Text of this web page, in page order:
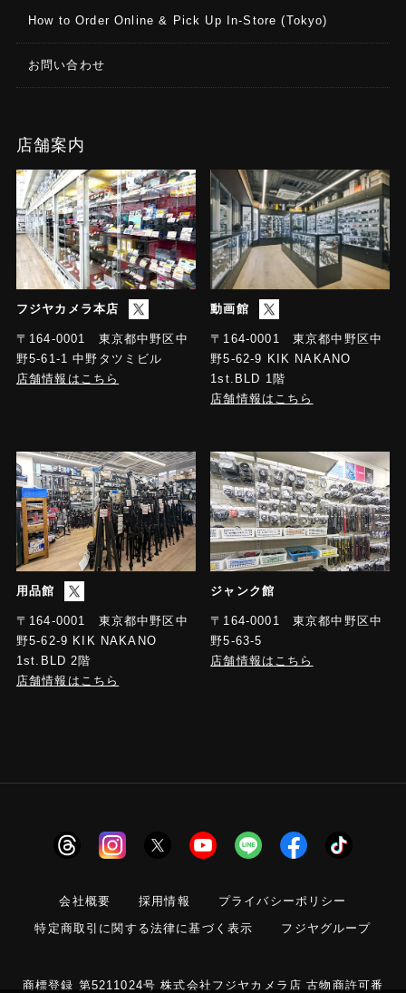
How to Order Online & Pick Up In-Store (Tokyo)
お問い合わせ
店舗案内
フジヤカメラ本店
〒164-0001 東京都中野区中
野5-61-1 中野タツミビル
店舗情報はこちら
動画館
〒164-0001 東京都中野区中
野5-62-9 KIK NAKANO
1st.BLD 1階
店舗情報はこちら
用品館
〒164-0001 東京都中野区中
野5-62-9 KIK NAKANO
1st.BLD 2階
店舗情報はこちら
ジャンク館
〒164-0001 東京都中野区中
野5-63-5
店舗情報はこちら
会社概要 採用情報
プライバシーポリシー
特定商取引に関する法律に基づく表示
フジヤグループ
商標登録 第5211024号 株式会社フジヤカメラ店 古物商許可番